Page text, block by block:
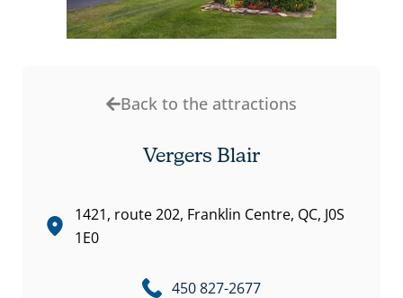
Back to the attractions
Vergers Blair
1421, route 202, Franklin Centre, QC, J0S
1E0
450 827-2677